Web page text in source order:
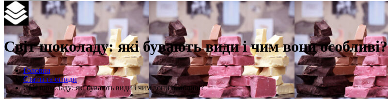
Світ шоколаду: які бувають види і чим вони особливі?
Головна
Статті та огляди
Світ шоколаду: які бувають види і чим вони особливі?